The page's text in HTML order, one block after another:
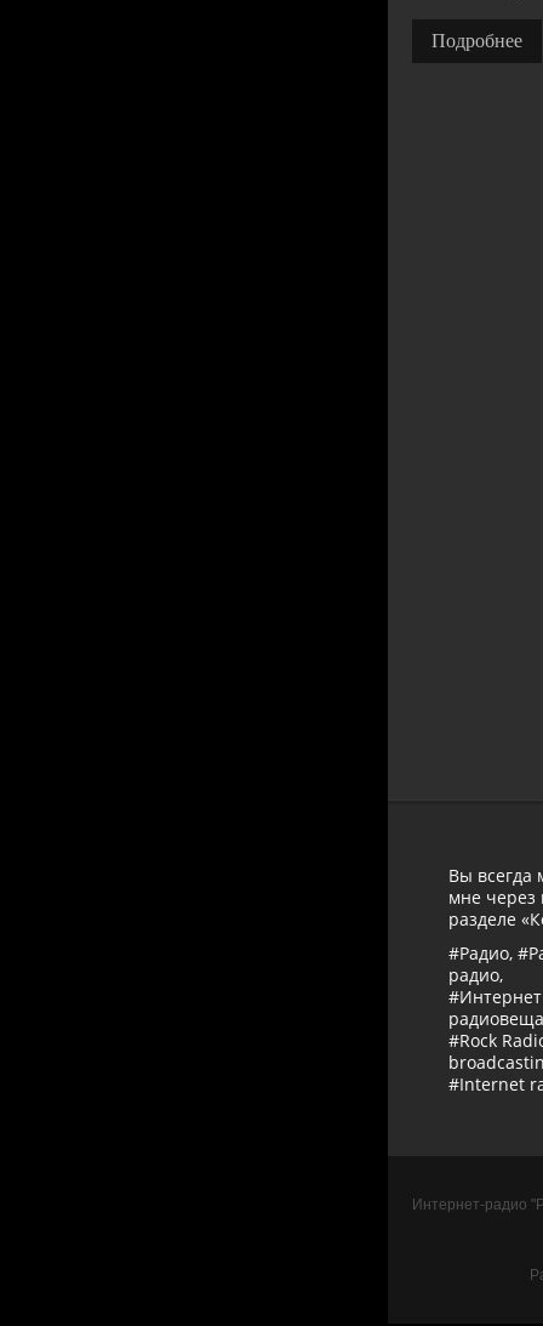
Подробнее
Вы всегда
мне через
разделе
#Радио,
радио,
#Rock
#Internet
Интернет-радио